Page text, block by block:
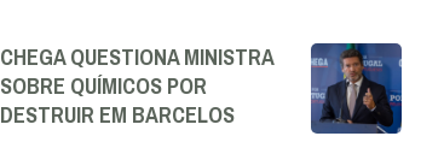
CHEGA QUESTIONA MINISTRA
SOBRE QUÍMICOS POR
DESTRUIR EM BARCELOS